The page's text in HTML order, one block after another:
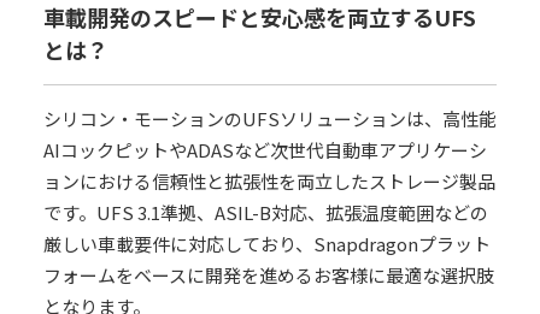
車載開発のスピードと安心感を両立するUFS
とは？
シリコン・モーションのUFSソリューションは、高性能
AIコックピットやADASなど次世代自動車アプリケーシ
ョンにおける信頼性と拡張性を両立したストレージ製品
です。UFS 3.1準拠、ASIL-B対応、拡張温度範囲などの
厳しい車載要件に対応しており、Snapdragonプラット
フォームをベースに開発を進めるお客様に最適な選択肢
となります。